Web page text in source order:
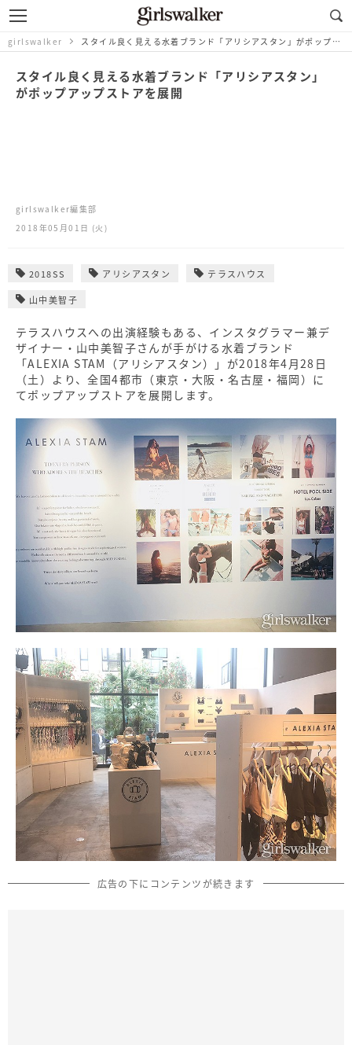
girlswalker スタイル良く見える水着ブランド「アリシアスタン」がポップアップストアを展開
スタイル良く見える水着ブランド「アリシアスタン」
がポップアップストアを展開
girlswalker編集部
2018年05月01日 (火)
2018SS アリシアスタン テラスハウス
山中美智子
テラスハウスへの出演経験もある、インスタグラマー兼デ
ザイナー・山中美智子さんが手がける水着ブランド
「ALEXIA STAM（アリシアスタン）」が2018年4月28日
（土）より、全国4都市（東京・大阪・名古屋・福岡）に
てポップアップストアを展開します。
広告の下にコンテンツが続きます